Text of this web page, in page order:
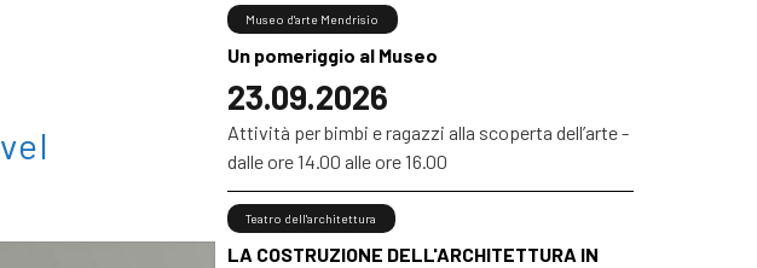
Un pomeriggio al Museo
23.09.2026
Museo d'arte Mendrisio
Attività per bimbi e ragazzi alla scoperta dell’arte -
dalle ore 14.00 alle ore 16.00
LA COSTRUZIONE DELL'ARCHITETTURA IN
Teatro dell'architettura